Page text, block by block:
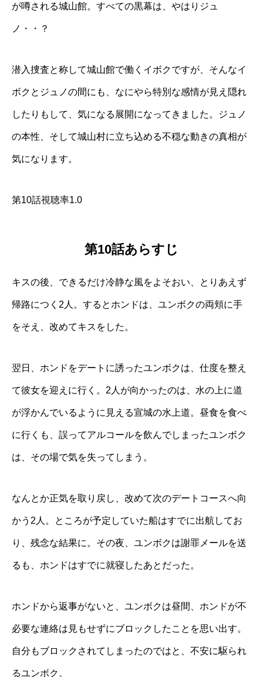
が噂される城山館。すべての黒幕は、やはりジュ
ノ・・？
潜入捜査と称して城山館で働くイボクですが、そんなイ
ボクとジュノの間にも、なにやら特別な感情が見え隠れ
したりもして、気になる展開になってきました。ジュノ
の本性、そして城山村に立ち込める不穏な動きの真相が
気になります。
第10話視聴率1.0
第10話あらすじ
キスの後、できるだけ冷静な風をよそおい、とりあえず
帰路につく2人。するとホンドは、ユンボクの両頬に手
をそえ、改めてキスをした。
翌日、ホンドをデートに誘ったユンボクは、仕度を整え
て彼女を迎えに行く。2人が向かったのは、水の上に道
が浮かんでいるように見える宣城の水上道。昼食を食べ
に行くも、誤ってアルコールを飲んでしまったユンボク
は、その場で気を失ってしまう。
なんとか正気を取り戻し、改めて次のデートコースへ向
かう2人。ところが予定していた船はすでに出航してお
り、残念な結果に。その夜、ユンボクは謝罪メールを送
るも、ホンドはすでに就寝したあとだった。
ホンドから返事がないと、ユンボクは昼間、ホンドが不
必要な連絡は見もせずにブロックしたことを思い出す。
自分もブロックされてしまったのではと、不安に駆られ
るユンボク。